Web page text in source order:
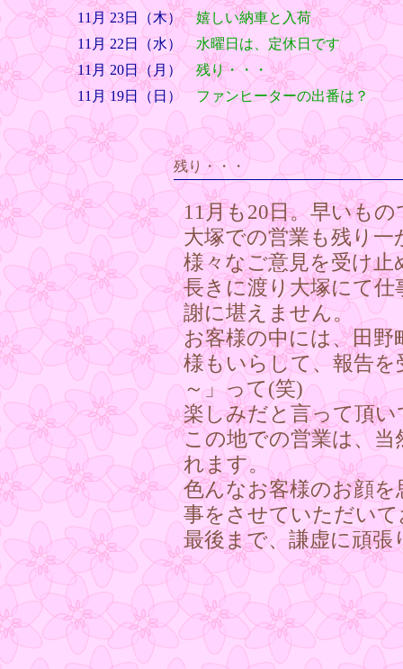
11月 23日（木）
嬉しい納車と入荷
11月 22日（水）
水曜日は、定休日です
11月 20日（月）
残り・・・
11月 19日（日）
ファンヒーターの出番は？
残り・・・
11月も20日。早いも
大塚での営業も残り
様々なご意見を受け
長きに渡り大塚にて
謝に堪えません。
お客様の中には、田
様もいらして、報告
～」って(笑)
楽しみだと言って頂
この地での営業は、
れます。
色んなお客様のお顔
事をさせていただい
最後まで、謙虚に頑張